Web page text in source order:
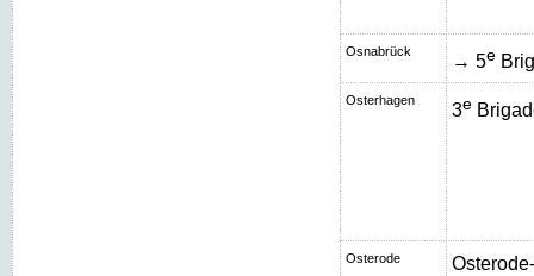
Osnabrück → 5e
Osterhagen 3e
Osterode